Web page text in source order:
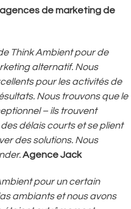
de marketing de
Think Ambient pour de
alternatif. Nous
pour les activités de
Nous trouvons que le
– ils trouvent
délais courts et se plient
des solutions. Nous
Agence Jack
pour un certain
ambiants et nous avons